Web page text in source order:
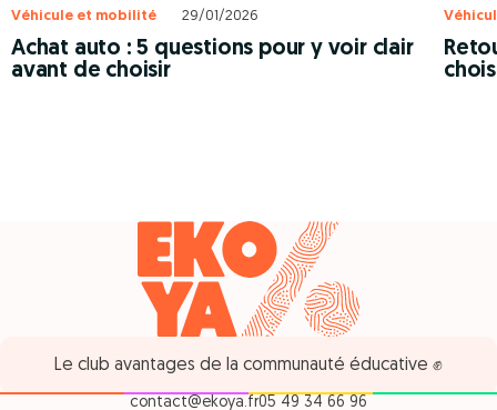
Véhicule et mobilité 29/01/2026
Achat auto : 5 questions pour y voir clair
avant de choisir
Le club avantages de la communauté éducative ✊
contact@ekoya.fr05 49 34 66 96